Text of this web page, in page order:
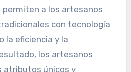
a los artesanos
con tecnología
la eficiencia y la
los artesanos
atributos únicos y